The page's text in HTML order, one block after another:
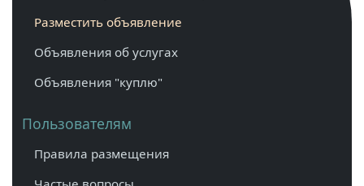
Разместить объявление
Объявления об услугах
Объявления "куплю"
Пользователям
Правила размещения